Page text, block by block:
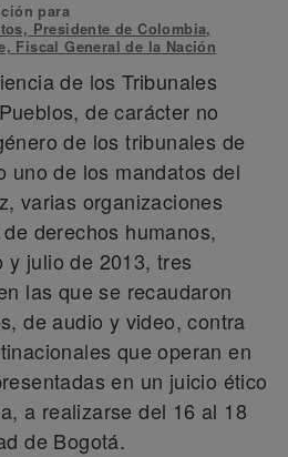
para
Presidente de Colombia,
Fiscal General de la Nación
de los Tribunales
de carácter no
de los tribunales de
uno de los mandatos del
varias organizaciones
derechos humanos,
y julio de 2013, tres
las que se recaudaron
de audio y video, contra
que operan en
en un juicio ético
a realizarse del 16 al 18
de Bogotá.